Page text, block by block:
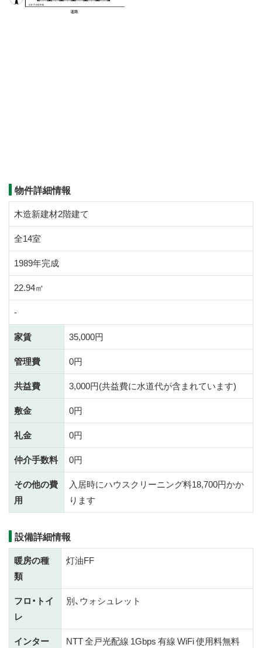
物件詳細情報
木造新建材2階建て
全14室
1989年完成
22.94㎡
-
家賃
35,000円
管理費
0円
共益費
3,000円(共益費に水道代が含まれています)
敷金
0円
礼金
0円
仲介手数料
0円
その他の費
用
入居時にハウスクリーニング料18,700円かか
ります
設備詳細情報
暖房の種
類
灯油FF
フロ・トイ
レ
別、ウォシュレット
インター
NTT 全戸光配線 1Gbps 有線 WiFi 使用料無料